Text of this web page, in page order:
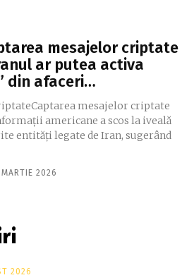
mesajelor criptate
ar putea activa
din afaceri…
mesajelor criptate
americane a scos la iveală
entități legate de Iran, sugerând
2026
2026